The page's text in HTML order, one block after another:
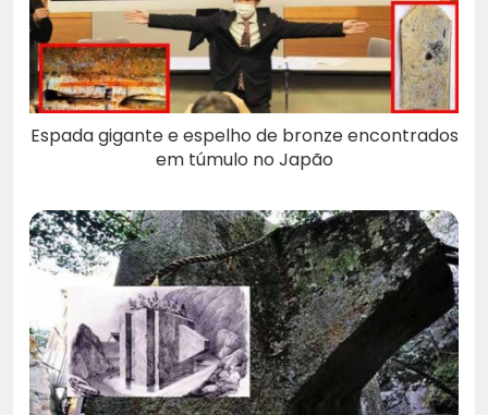
Espada gigante e espelho de bronze encontrados
em túmulo no Japão